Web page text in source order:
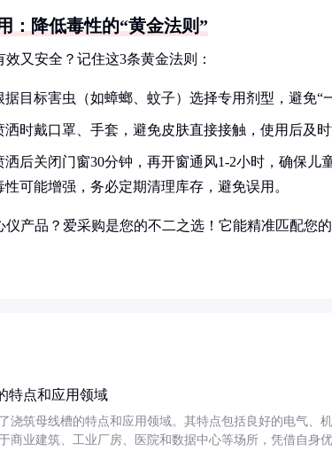
：降低毒性的“黄金法则”
又安全？记住这3条黄金法则：
据目标害虫（如蟑螂、蚊子）选择专用剂型，避免“
洒时戴口罩、手套，避免皮肤直接接触，使用后及时
洒后关闭门窗30分钟，再开窗通风1-2小时，确保
性可能增强，务必定期清理库存，避免误用。
仪产品？爱采购是您的不二之选！它能精准匹配您
特点和应用领域
浇筑母线槽的特点和应用领域。其特点包括良好的电气、
商业建筑、工业厂房、医院和数据中心等场所，凭借自身